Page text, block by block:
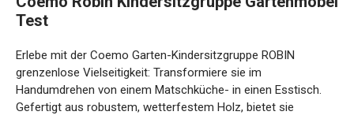
Test
Erlebe mit der Coemo Garten-Kindersitzgruppe ROBIN
grenzenlose Vielseitigkeit: Transformiere sie im
Handumdrehen von einem Matschküche- in einen Esstisch.
Gefertigt aus robustem, wetterfestem Holz, bietet sie